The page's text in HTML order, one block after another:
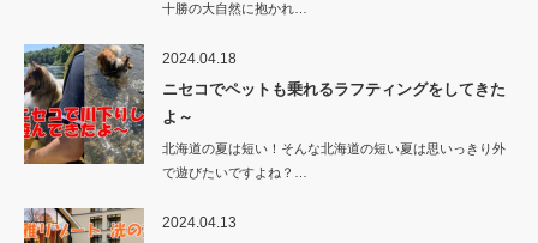
十勝の大自然に抱かれ…
2024.04.18
ニセコでペットも乗れるラフティングをしてきた
よ～
北海道の夏は短い！そんな北海道の短い夏は思いっきり外
で遊びたいですよね？…
2024.04.13